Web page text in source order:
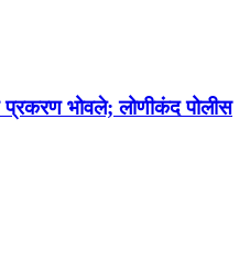
प्रकरण भोवले; लोणीकंद पोलीस